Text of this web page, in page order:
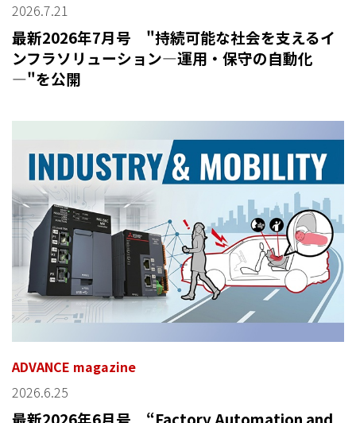
2026.7.21
最新2026年7月号 "持続可能な社会を支えるイ
ンフラソリューション—運用・保守の自動化
—"を公開
ADVANCE magazine
2026.6.25